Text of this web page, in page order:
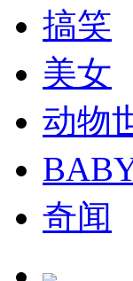
司机酒驾遇交
搞笑
美女
动物
奇闻